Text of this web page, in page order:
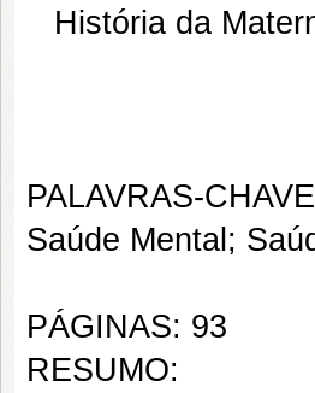
História da
PALAVRAS-
Saúde Mental;
PÁGINAS: 93
RESUMO: